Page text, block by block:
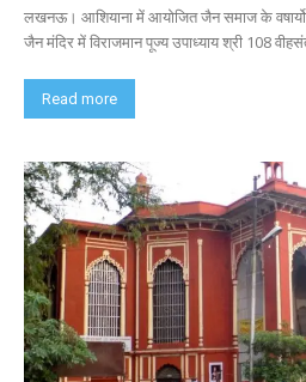
लखनऊ। आशियाना में आयोजित जैन समाज के
जैन मंदिर में विराजमान पूज्य उपाध्याय श्री 108
Read more